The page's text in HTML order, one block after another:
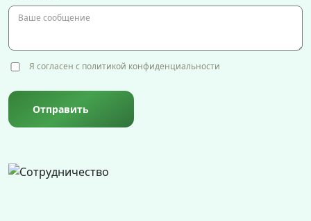
Я согласен с политикой конфиденциальности
Отправить